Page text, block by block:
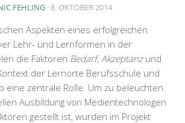
FEHLING · 8. OKTOBER 2014
Aspekten eines erfolgreichen
Lehr- und Lernformen in der
die Faktoren Bedarf, Akzeptanzund
der Lernorte Berufsschule und
eine zentrale Rolle. Um zu beleuchten
Ausbildung von Medientechnologen
gestellt ist, wurden im Projekt